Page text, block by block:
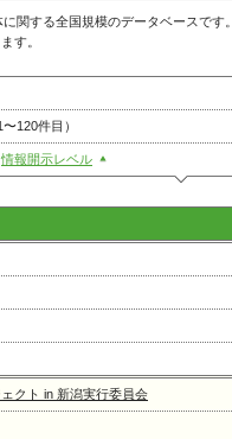
関する全国規模のデータベースです。
す。
120件目）
情報開示レベル
クト in 新潟実行委員会